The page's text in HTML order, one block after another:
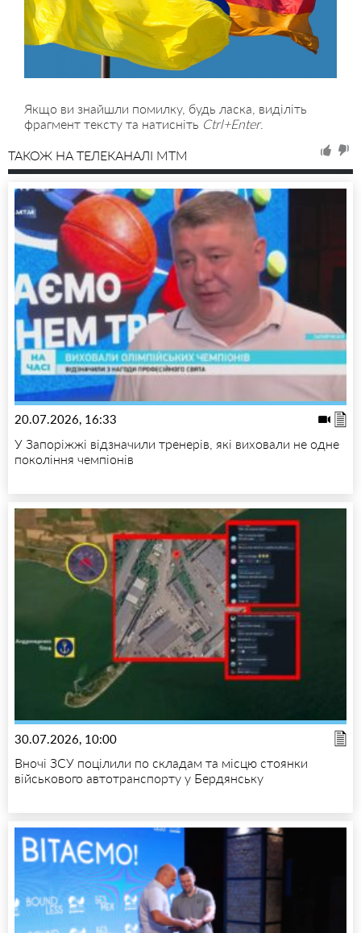
Якщо ви знайшли помилку, будь ласка, виділіть
фрагмент тексту та натисніть Ctrl+Enter.
ТАКОЖ НА ТЕЛЕКАНАЛІ MTM
20.07.2026, 16:33
У Запоріжжі відзначили тренерів, які виховали не одне
покоління чемпіонів
30.07.2026, 10:00
Вночі ЗСУ поцілили по складам та місцю стоянки
військового автотранспорту у Бердянську